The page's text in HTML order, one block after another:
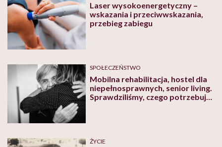
Laser wysokoenergetyczny –
wskazania i przeciwwskazania,
przebieg zabiegu
SPOŁECZEŃSTWO
Mobilna rehabilitacja, hostel dla
niepełnosprawnych, senior living.
Sprawdziliśmy, czego potrzebują i
ŻYCIE